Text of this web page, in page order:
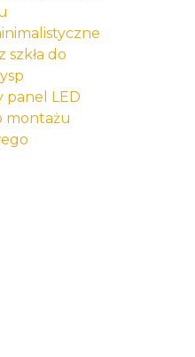
szkła do
panel LED
montażu